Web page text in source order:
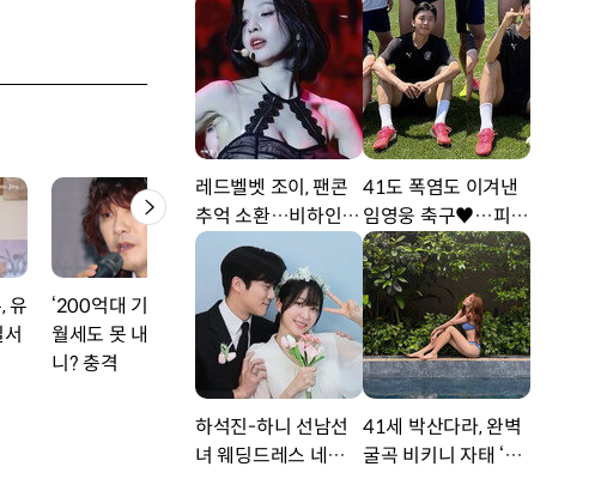
유
‘200억대 기부’ 김장훈,
월세도 못 내고 산다
니? 충격
조보아 한동안 안 보이
더니…충격 근황 ‘스님
됐다’ (이혼보험)
이주명, ‘♥띠동갑
석’ 홀딱 반할만…
더 몸매의 정석
레드벨벳 조이, 팬콘
추억 소환…비하인드
공개 [DA★]
41도 폭염도 이겨낸
임영웅 축구♥…피지
컬 난리 [DA★]
하석진-하니 선남선
녀 웨딩드레스 네컷사
41세 박산다라, 완벽
굴곡 비키니 자태 ‘부